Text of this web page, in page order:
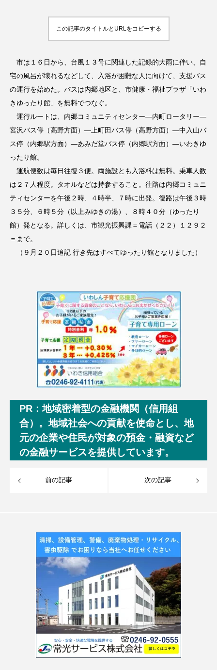
この記事のタイトルとURLをコピーする
市は１６日から、台風１３号に関連した記録的大雨に伴い、自
宅の風呂が壊れるなどして、入浴が困難な人に向けて、支援バス
の運行を始めた。バスは内郷地区と、市健康・福祉プラザ「いわ
きゆったり館」を無料でつなぐ。
運行ルートは、内郷コミュニティセンター―内町ロータリー―
宮沢バス停（高野方面）―上町田バス停（高野方面）―中入山バ
ス停（内郷駅方面）―あみだ堂バス停（内郷駅方面）―いわきゆ
ったり館。
運航便数は毎日往復３便。両施設とも入浴料は無料。乗車人数
は２７人程度。タオルなどは持参すること。往路は内郷コミュニ
ティセンターを午後２時、４時半、７時に出発。復路は午後３時
３５分、６時５分（以上みゆきの湯）、８時４０分（ゆったり
館）発となる。詳しくは、市観光振興課＝電話（２２）１２９２
＝まで。
（９月２０日追記 行き先はすべてゆったり館となりました）
PR：地域密着型の金融機関（信用組
合）。地域社会への貢献を使命とし、地
元の企業や住民が対象の預金・融資など
の金融サービスを提供しています。
前の記事 次の記事